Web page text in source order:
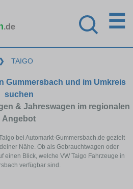
.de ☰
❯ TAIGO
Gummersbach und im Umkreis
suchen
& Jahreswagen im regionalen
Angebot
bei Automarkt-Gummersbach.de gezielt
Nähe. Ob als Gebrauchtwagen oder
einen Blick, welche VW Taigo Fahrzeuge in
verfügbar sind.